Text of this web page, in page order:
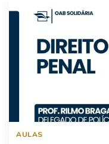
AULAS